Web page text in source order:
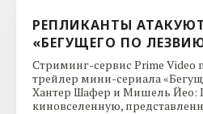
РЕПЛИКАНТЫ
«БЕГУЩЕГО ПО
Стриминг-сервис Prime Video
трейлер мини-сериала
Хантер Шафер и Мишель Йео:
киновселенную,